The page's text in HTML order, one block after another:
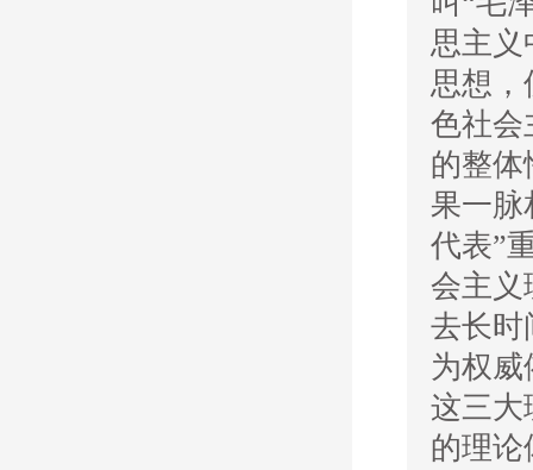
思主义
思想，
色社会
的整体
果一脉
代表”
会主义
去长时
为权
这三大
的理论